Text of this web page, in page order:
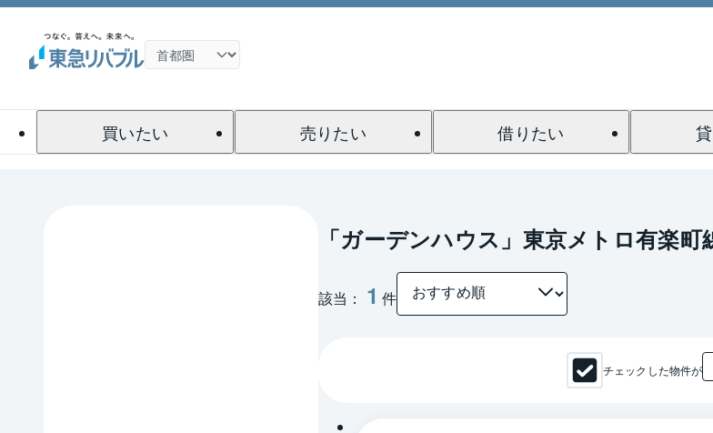
買いたい 売りたい 借りたい
「ガーデンハウス」東京メトロ有楽町
該当： 1 件
チェックした物件が